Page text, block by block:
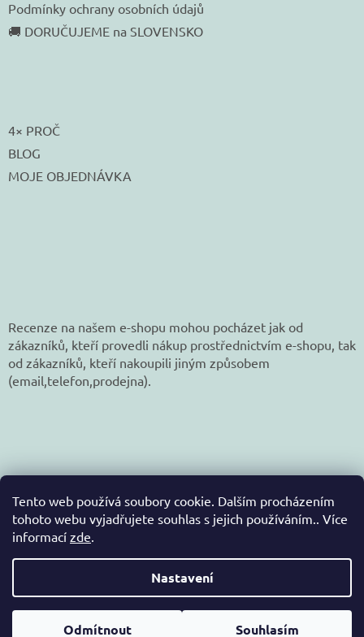
Tento web používá soubory cookie. Dalším procházením
tohoto webu vyjadřujete souhlas s jejich používáním.. Více
informací zde.
Nastavení
Odmítnout Souhlasím
Podmínky ochrany osobních údajů
🚚 DORUČUJEME na SLOVENSKO
4× PROČ
BLOG
MOJE OBJEDNÁVKA
Recenze na našem e-shopu mohou pocházet jak od
zákazníků, kteří provedli nákup prostřednictvím e-shopu, tak
od zákazníků, kteří nakoupili jiným způsobem
(email,telefon,prodejna).
Vytvořil Shoptet
Copyright 2026jetex-eshop.cz. Všechna práva